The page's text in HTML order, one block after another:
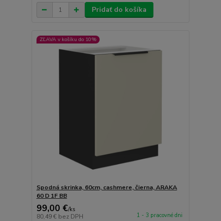
Pridať do košíka
ZĽAVA v košíku do 10%
Spodná skrinka, 60cm, cashmere, čierna, ARAKA
60 D 1F BB
99,00 €/ks
80,49 € bez DPH 1 - 3 pracovné dni